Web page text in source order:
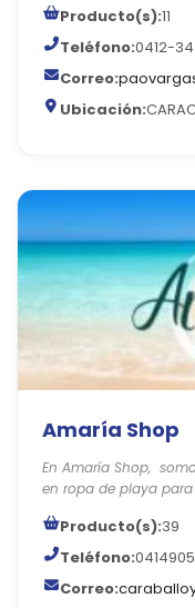
Producto(s):11
Teléfono:0412-
Correo:
Ubicación:
Amaría Shop
En Amaría Shop,
en ropa de playa
Producto(s):39
Teléfono:
Correo: